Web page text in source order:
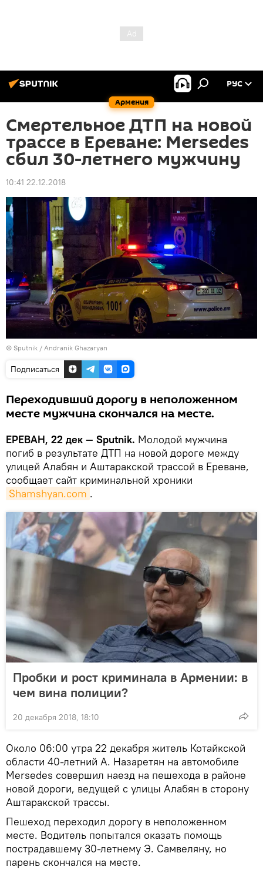
Армения
РУС
Смертельное ДТП на новой
трассе в Ереване: Mersedes
сбил 30-летнего мужчину
10:41 22.12.2018
© Sputnik / Andranik Ghazaryan
Подписаться
Переходивший дорогу в неположенном
месте мужчина скончался на месте.
ЕРЕВАН, 22 дек — Sputnik. Молодой мужчина
погиб в результате ДТП на новой дороге между
улицей Алабян и Аштаракской трассой в Ереване,
сообщает сайт криминальной хроники
Shamshyan.com .
Пробки и рост криминала в Армении: в
чем вина полиции?
20 декабря 2018, 18:10
Около 06:00 утра 22 декабря житель Котайкской
области 40-летний А. Назаретян на автомобиле
Mersedes совершил наезд на пешехода в районе
новой дороги, ведущей с улицы Алабян в сторону
Аштаракской трассы.
Пешеход переходил дорогу в неположенном
месте. Водитель попытался оказать помощь
пострадавшему 30-летнему Э. Самвеляну, но
парень скончался на месте.